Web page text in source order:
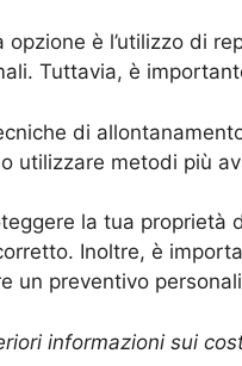
opzione è l’utilizzo di
Tuttavia, è
di
utilizzare metodi più
la tua proprietà
Inoltre, è
un preventivo
informazioni sui